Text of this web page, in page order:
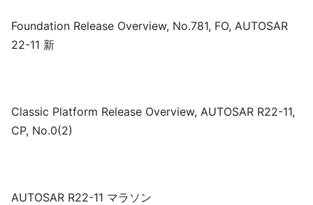
Foundation Release Overview, No.781, FO, AUTOSAR
22-11 新
Classic Platform Release Overview, AUTOSAR R22-11,
CP, No.0(2)
AUTOSAR R22-11 マラソン